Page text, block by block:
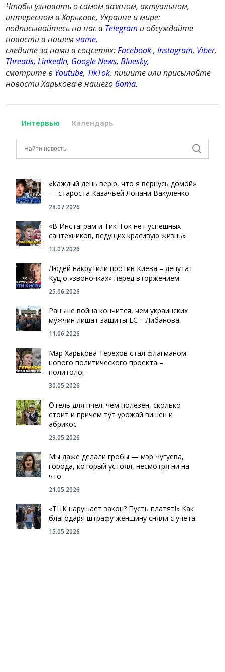
Чтобы узнавать о самом важном, актуальном,
интересном в Харькове, Украине и мире:
подписывайтесь на нас в Telegram и обсуждайте
новости в нашем чате,
следите за нами в соцсетях:Facebook,Instagram, Viber,
Threads,LinkedIn, Google News,Bluesky,
смотрите в Youtube, TikTok, пишите или присылайте
новости Харькова в нашегобота.
Интервью Календарь
«Каждый день верю, что я вернусь домой»
— староста Казачьей Лопани Вакуленко
28.07.2026
«В Инстаграм и Тик-Ток нет успешных
сантехников, ведущих красивую жизнь»
13.07.2026
Людей накрутили против Киева – депутат
Куц о «звоночках» перед вторжением
25.06.2026
Раньше война кончится, чем украинских
мужчин лишат защиты ЕС – Либанова
11.06.2026
Мэр Харькова Терехов стал флагманом
нового политического проекта –
политолог
30.05.2026
Отель для пчел: чем полезен, сколько
стоит и причем тут урожай вишен и
абрикос
29.05.2026
Мы даже делали гробы — мэр Чугуева,
города, который устоял, несмотря ни на
что
21.05.2026
«ТЦК нарушает закон? Пусть платят!» Как
благодаря штрафу женщину сняли с учета
15.05.2026